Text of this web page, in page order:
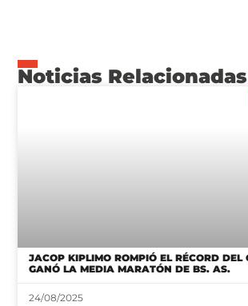
Noticias Relacionadas
JACOP KIPLIMO ROMPIÓ EL RÉCORD DEL
GANÓ LA MEDIA MARATÓN DE BS. AS.
24/08/2025